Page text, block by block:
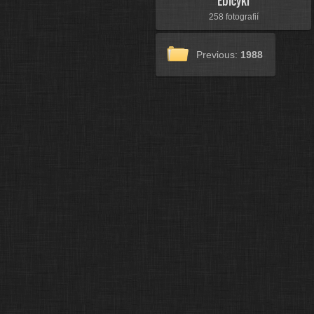
258 fotografií
Previous: 1988